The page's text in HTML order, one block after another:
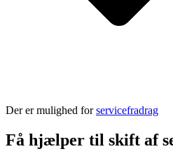
Der er mulighed forservicefradrag
Få hjælper til skift af